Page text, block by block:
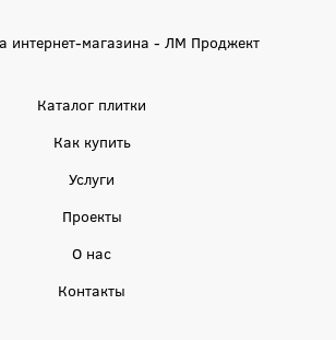
интернет-магазина - ЛМ Проджект
Каталог плитки
Как купить
Услуги
Проекты
О нас
Контакты